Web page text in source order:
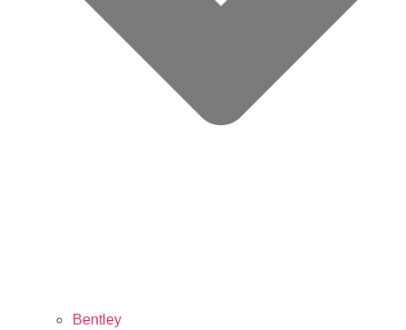
Bentley